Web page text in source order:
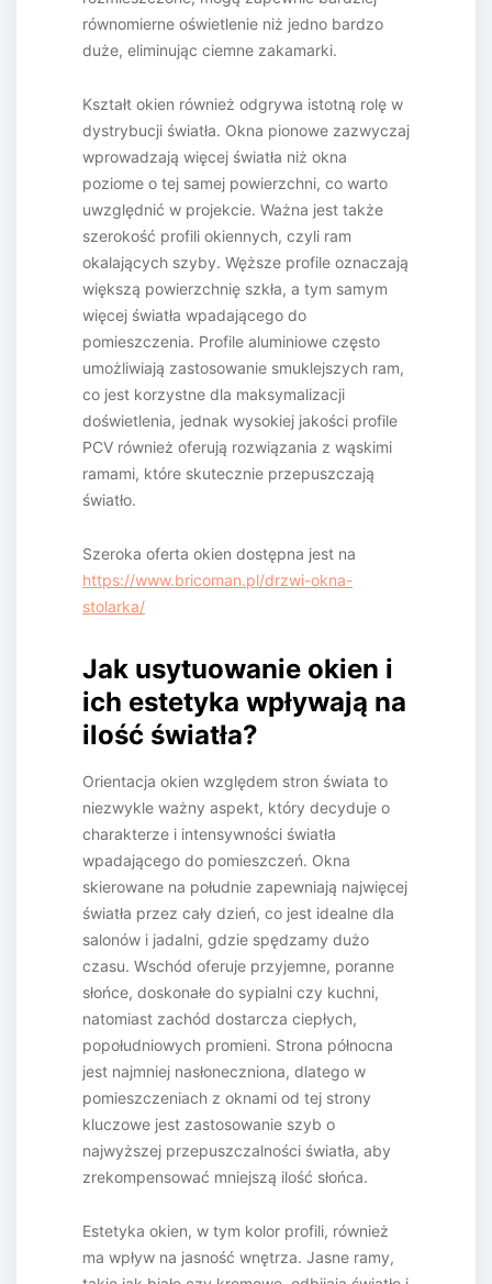
równomierne oświetlenie niż jedno bardzo
duże, eliminując ciemne zakamarki.
Kształt okien również odgrywa istotną rolę w
dystrybucji światła. Okna pionowe zazwyczaj
wprowadzają więcej światła niż okna
poziome o tej samej powierzchni, co warto
uwzględnić w projekcie. Ważna jest także
szerokość profili okiennych, czyli ram
okalających szyby. Węższe profile oznaczają
większą powierzchnię szkła, a tym samym
więcej światła wpadającego do
pomieszczenia. Profile aluminiowe często
umożliwiają zastosowanie smuklejszych ram,
co jest korzystne dla maksymalizacji
doświetlenia, jednak wysokiej jakości profile
PCV również oferują rozwiązania z wąskimi
ramami, które skutecznie przepuszczają
światło.
Szeroka oferta okien dostępna jest na
https://www.bricoman.pl/drzwi-okna-
stolarka/
Jak usytuowanie okien i
ich estetyka wpływają na
ilość światła?
Orientacja okien względem stron świata to
niezwykle ważny aspekt, który decyduje o
charakterze i intensywności światła
wpadającego do pomieszczeń. Okna
skierowane na południe zapewniają najwięcej
światła przez cały dzień, co jest idealne dla
salonów i jadalni, gdzie spędzamy dużo
czasu. Wschód oferuje przyjemne, poranne
słońce, doskonałe do sypialni czy kuchni,
natomiast zachód dostarcza ciepłych,
popołudniowych promieni. Strona północna
jest najmniej nasłoneczniona, dlatego w
pomieszczeniach z oknami od tej strony
kluczowe jest zastosowanie szyb o
najwyższej przepuszczalności światła, aby
zrekompensować mniejszą ilość słońca.
Estetyka okien, w tym kolor profili, również
ma wpływ na jasność wnętrza. Jasne ramy,